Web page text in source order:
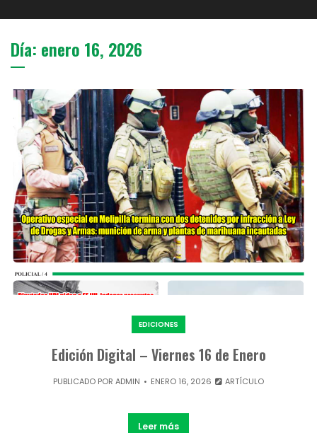
Día: enero 16, 2026
EDICIONES
Edición Digital – Viernes 16 de Enero
PUBLICADO POR ADMIN ENERO 16, 2026 ARTÍCULO
Leer más